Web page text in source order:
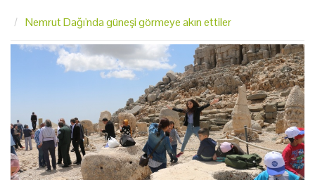
Nemrut Dağı'nda güneşi görmeye akın ettiler